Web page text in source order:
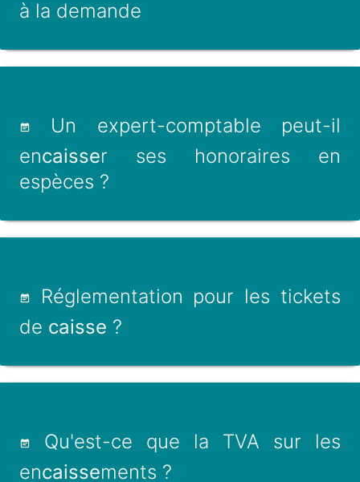
à la demande
Un expert-comptable peut-il
encaisser ses honoraires en
espèces ?
Réglementation pour les tickets
de caisse ?
Qu'est-ce que la TVA sur les
encaissements ?